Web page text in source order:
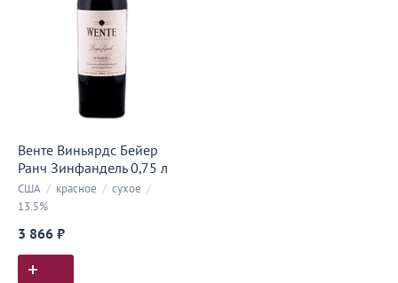
Венте Виньярдс Бейер
Ранч Зинфандель 0,75 л
США / красное / сухое /
13.5%
3 866 ₽